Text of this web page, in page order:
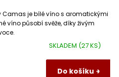
SKLADEM (27 KS)
Do košíku
je bílé víno s aromatickými
víno působí svěže, díky živým